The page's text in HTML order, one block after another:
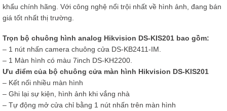
khẩu chính hãng. Với công nghệ nổi trội nhất về hình ảnh, đang bán
giá tốt nhất thị trường.
Trọn bộ chuông hình analog Hikvision DS-KIS201 bao gồm:
– 1 nút nhấn camera chuông cửa DS-KB2411-IM.
– 1 Màn hình có màu 7inch DS-KH2200.
Ưu điểm của bộ chuông cửa màn hình Hikvision DS-KIS201
– Kết nối nhiều màn hình
– Ghi lại sự kiện, hình ảnh khi vắng nhà
– Tự động mở cửa chỉ bằng 1 nút nhấn trên màn hình